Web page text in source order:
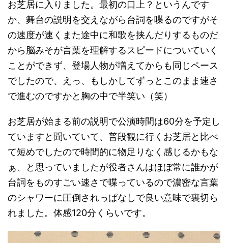
お芝居に入りました。最初の口上？というんです
か、舞台の説明を交えながら台詞を喋るのですがそ
の速度が速くまた途中に和歌を挟んだりするものだ
から脳みそが言葉を理解するスピードについていく
ことができず、登場人物が増えてからも同じペース
でしたので、えっ、もしかしてずっとこのまま速さ
で進むのですかと胸の中で半笑い（笑）
お芝居が始まる前の説明で公演時間は60分を予定し
ていますと聞いていて、普段観に行くお芝居と比べ
て短めでしたので時間的に物足りなく感じるかもな
ぁ、と思っていましたが役者さんはほぼ常に誰かが
台詞をものすごい速さで喋っているので濃密な言葉
のシャワーに圧倒されっぱなしで良い意味で裏切ら
れました。体感120分くらいです。